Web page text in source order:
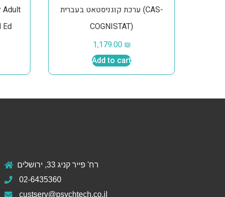
Adult
Ed
ערכת קוגניסטאט בעברית (CAS-
COGNISTAT)
1,179.00 ₪
Add to cart
רח' פייר קניג 33, ירושלים
02-6435360
custserv@psychtech.co.il